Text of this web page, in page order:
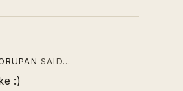
SAID…
:)